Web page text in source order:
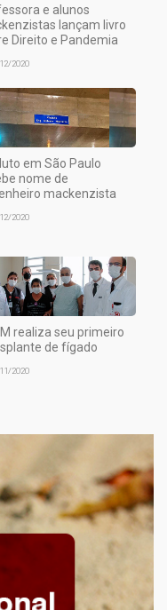
e alunos
lançam livro
Direito e Pandemia
2020
em São Paulo
nome de
mackenzista
2020
realiza seu primeiro
de fígado
2020